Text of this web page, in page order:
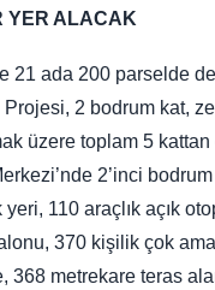
YER ALACAK
21 ada 200 parselde
2 bodrum kat,
üzere toplam 5 kattan
2’inci
yeri, 110 araçlık açık
370 kişilik çok
368 metrekare teras